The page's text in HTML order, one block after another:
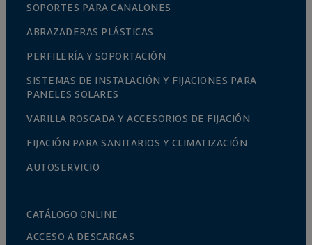
SOPORTES PARA CANALONES
ABRAZADERAS PLÁSTICAS
PERFILERÍA Y SOPORTACIÓN
SISTEMAS DE INSTALACIÓN Y FIJACIONES PARA
PANELES SOLARES
VARILLA ROSCADA Y ACCESORIOS DE FIJACIÓN
FIJACIÓN PARA SANITARIOS Y CLIMATIZACIÓN
AUTOSERVICIO
CATÁLOGO ONLINE
ACCESO A DESCARGAS